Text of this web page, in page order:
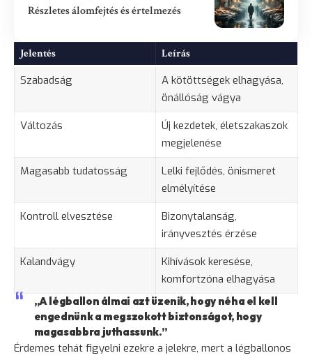
Részletes álomfejtés és értelmezés
Jelentés Leírás
Szabadság
A kötöttségek elhagyása,
önállóság vágya
Változás
Új kezdetek, életszakaszok
megjelenése
Magasabb tudatosság
Lelki fejlődés, önismeret
elmélyítése
Kontroll elvesztése
Bizonytalanság,
irányvesztés érzése
Kalandvágy
Kihívások keresése,
komfortzóna elhagyása
„A légballon álmai azt üzenik, hogy néha el kell
engednünk a megszokott biztonságot, hogy
magasabbra juthassunk.”
Érdemes tehát figyelni ezekre a jelekre, mert a légballonos